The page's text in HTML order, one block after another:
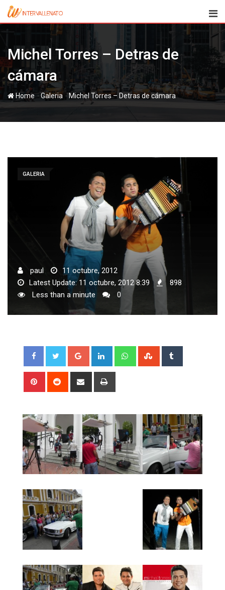
Skip
content
Michel Torres – Detras de
cámara
Home -Galeria-Michel Torres – Detras de cámara
GALERIA
paul
11 octubre, 2012
Latest Update: 11 octubre, 2012 8:39
898
Less than a minute
0
Google+ LinkedIn WhatsappStumbleUpon
Pinterest Reddit
Share